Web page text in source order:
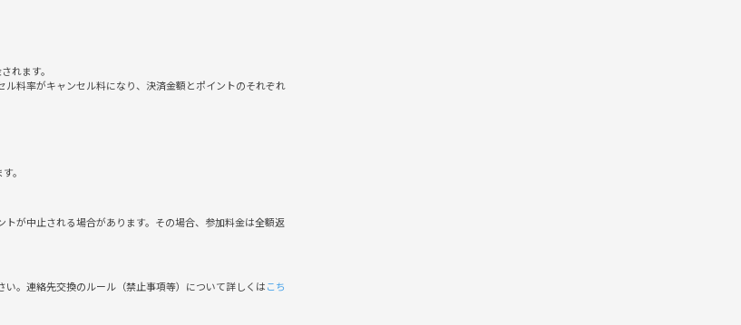
す。
れます。
料率がキャンセル料になり、決済金額とポイントのそれぞれ
。
が中止される場合があります。その場合、参加料金は全額返
。連絡先交換のルール（禁止事項等）について詳しくはこち